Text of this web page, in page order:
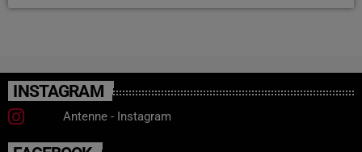
INSTAGRAM
Antenne - Instagram